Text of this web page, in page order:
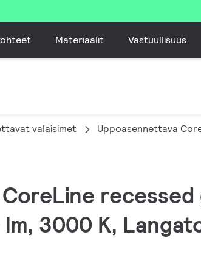
Materiaalit Vastuullisuus
valaisimet Uppoasennettava
recessed
3000 K,